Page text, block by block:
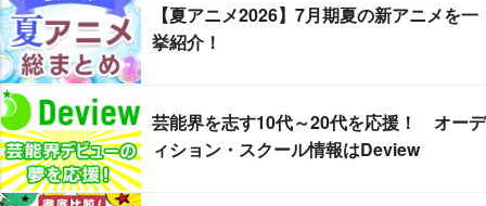
【夏アニメ2026】7月期夏の新アニメを一
挙紹介！
芸能界を志す10代～20代を応援！ オーデ
ィション・スクール情報はDeview